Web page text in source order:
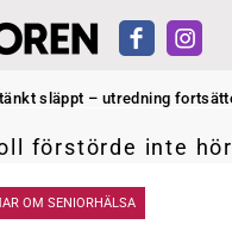
släppt – utredning
Nu måste 65-årsgränsen bort
för rätt till
rusar ifrån äldres bostadstillägg
av garantipensionen
OM SENIORHÄLSA